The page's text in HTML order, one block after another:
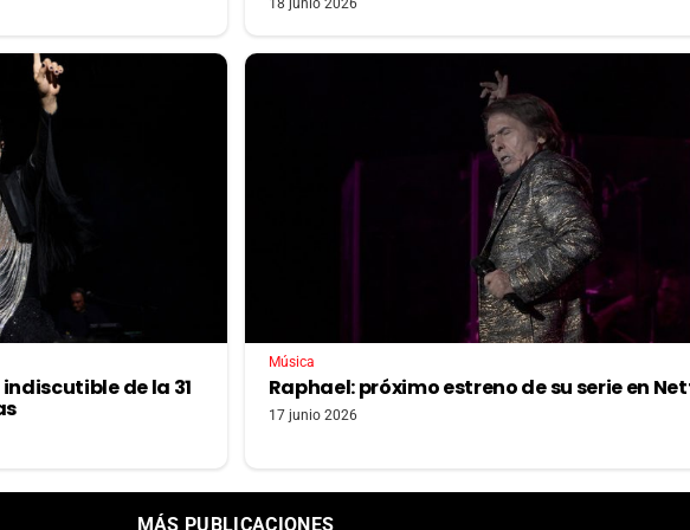
18 junio 2026
de la 31
Música
Raphael: próximo estreno de su serie en
17 junio 2026
MÁS PUBLICACIONES